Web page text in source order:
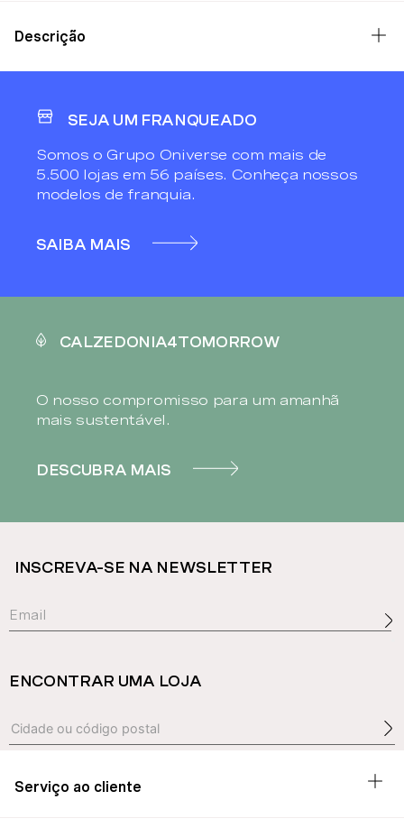
Descrição
SEJA UM FRANQUEADO
Somos o Grupo Oniverse com mais de
5.500 lojas em 56 países. Conheça nossos
modelos de franquia.
SAIBA MAIS
CALZEDONIA4TOMORROW
O nosso compromisso para um amanhã
mais sustentável.
DESCUBRA MAIS
INSCREVA-SE NA NEWSLETTER
ENCONTRAR UMA LOJA
Serviço ao cliente